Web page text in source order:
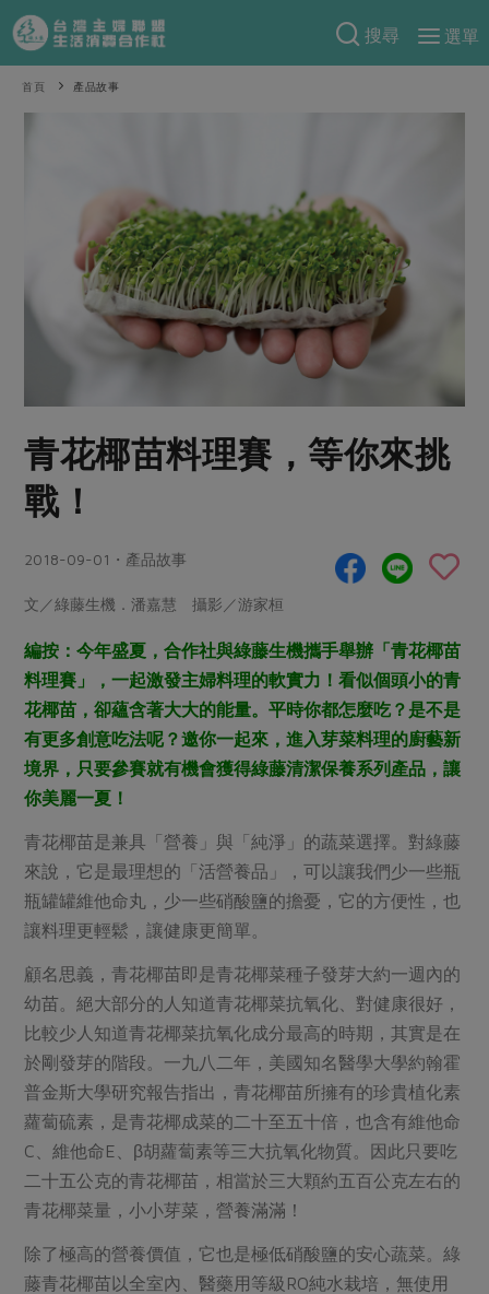
搜尋
選單
產品分類
蕈菇類
辛香料類
奶蛋豆・五穀
乳製品
肉品・水產
畜產肉類
調理食材・點心
調味醬料/南北貨 烘焙
休閒零嘴 沖泡飲品
保健食品
居家好物
家庭清潔 織品
日用品 圖書禮品
防災用品
最新產品
優惠專區
樂齡友善
蛋料理
醬料
湯品．鍋物
漬物
涼拌沙拉
飲品
主題食譜
異國料理
年菜食譜
養身食補
節慶大餐
高麗菜海鮮煎餅
預購活動
把最好的台灣味帶回家！
防災用品預購圓滿結束
2026年端午節預購圓滿結束
當季產品
合作25-經典快閃最後一週
合作25-精選產品第四彈
合作25-精選產品第三彈
議題活動
主婦聯盟X樂齡網特約優惠案
30%rPET紅烏龍茶
更多議題活動
把最好的台灣味帶回家！
綠主張
觀點文章
一籃菜真心話
合作聯合國
樂齡生活 親子食育
廚房瑜伽
關注議題
減硝酸鹽 惜食
非基改運動 支持本土農糧
廢核運動 能源議題
減添加物 減塑減廢
公益金 食農教育
更多議題
生活者e週報
綠主張月刊
典藏閱覽室
關於合作社
合作社組織
員工與求才
產品檢驗
自主把關
硝酸鹽檢驗
社員權益
合作社法規
選舉專區
最新消息
媒體報導
下載專區
地區活動
活動報下載
首頁 產品故事
青花椰苗料理賽，等你來挑
戰！
2018-09-01・產品故事
文／綠藤生機．潘嘉慧 攝影／游家桓
編按：今年盛夏，合作社與綠藤生機攜手舉辦「青花椰苗
料理賽」，一起激發主婦料理的軟實力！看似個頭小的青
花椰苗，卻蘊含著大大的能量。平時你都怎麼吃？是不是
有更多創意吃法呢？邀你一起來，進入芽菜料理的廚藝新
境界，只要參賽就有機會獲得綠藤清潔保養系列產品，讓
你美麗一夏！
青花椰苗是兼具「營養」與「純淨」的蔬菜選擇。對綠藤
來說，它是最理想的「活營養品」，可以讓我們少一些瓶
瓶罐罐維他命丸，少一些硝酸鹽的擔憂，它的方便性，也
讓料理更輕鬆，讓健康更簡單。
顧名思義，青花椰苗即是青花椰菜種子發芽大約一週內的
幼苗。絕大部分的人知道青花椰菜抗氧化、對健康很好，
比較少人知道青花椰菜抗氧化成分最高的時期，其實是在
於剛發芽的階段。一九八二年，美國知名醫學大學約翰霍
普金斯大學研究報告指出，青花椰苗所擁有的珍貴植化素
蘿蔔硫素，是青花椰成菜的二十至五十倍，也含有維他命
C、維他命E、β胡蘿蔔素等三大抗氧化物質。因此只要吃
二十五公克的青花椰苗，相當於三大顆約五百公克左右的
青花椰菜量，小小芽菜，營養滿滿！
除了極高的營養價值，它也是極低硝酸鹽的安心蔬菜。綠
藤青花椰苗以全室內、醫藥用等級RO純水栽培，無使用